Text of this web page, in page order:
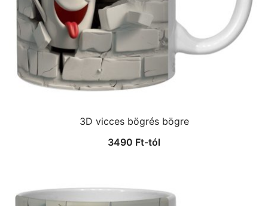
3D vicces bögrés bögre
3490 Ft-tól